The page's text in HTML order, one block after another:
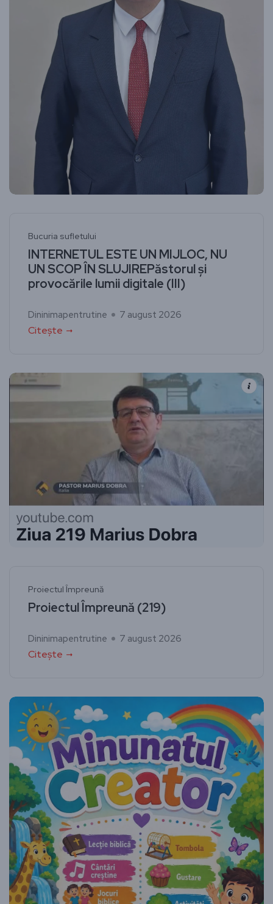
Bucuria sufletului
INTERNETUL ESTE UN MIJLOC, NU
UN SCOP ÎN SLUJIREPăstorul și
provocările lumii digitale (III)
Dininimapentrutine 7 august 2026
Citește
Proiectul Împreună
Proiectul Împreună (219)
Dininimapentrutine 7 august 2026
Citește